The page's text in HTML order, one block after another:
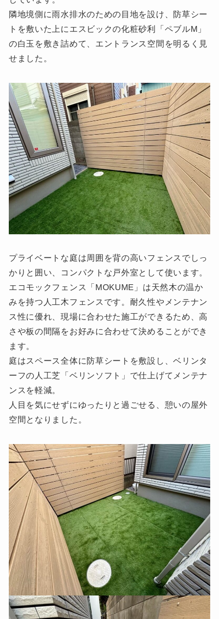
隣地境側に雨水排水のための目地を設け、防草シー
トを敷いた上にエスビックの化粧砂利「ペブルM」
の白玉を敷き詰めて、エントランス空間を明るく見
せました。
プライベートな庭は周囲を背の高いフェンスでしっ
かりと囲い、コンパクトな戸外室として使います。
エコモックフェンス「MOKUME」は天然木の温か
みを持つ人工木フェンスです。耐久性やメンテナン
ス性に優れ、現場に合わせた施工ができるため、高
さや板の間隔をお好みに合わせて決めることができ
ます。
庭はスペース全体に防草シートを敷設し、ベリンタ
ーフの人工芝「ベリンソフト」で仕上げてメンテナ
ンスを軽減。
人目を気にせずにゆったりと過ごせる、憩いの屋外
空間となりました。